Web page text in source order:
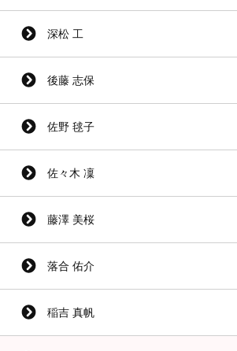
深松 工
後藤 志保
佐野 毬子
佐々木 凜
藤澤 美桜
落合 佑介
稲吉 真帆